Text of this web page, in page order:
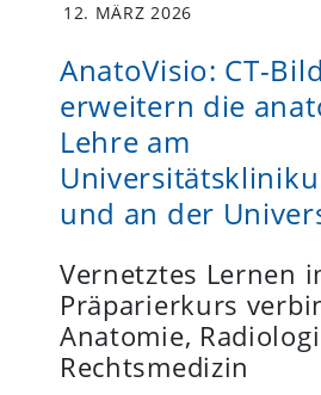
12. MÄRZ 2026
AnatoVisio: CT-
erweitern die
Lehre am
und an der
Vernetztes Lernen
Präparierkurs
Anatomie,
Rechtsmedizin